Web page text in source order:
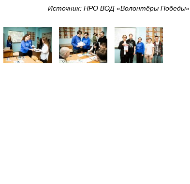
Источник: НРО ВОД «Волонтёры Победы»